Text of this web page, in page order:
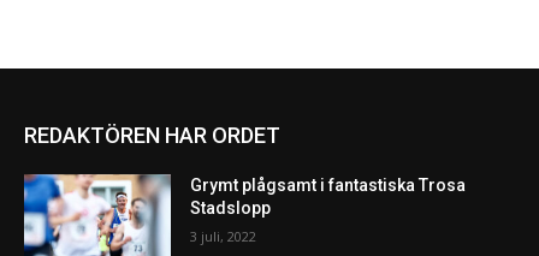
REDAKTÖREN HAR ORDET
Grymt plågsamt i fantastiska Trosa
Stadslopp
3 juli, 2022